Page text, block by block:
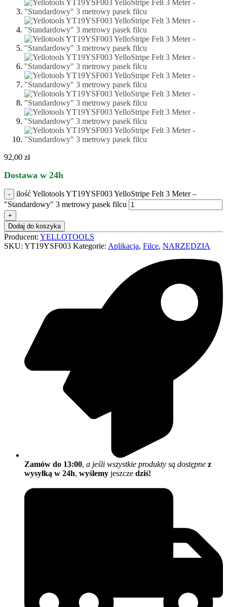
92,00 zł
Dostawa w 24h
ilość Yellotools YT19YSF003 YelloStripe Felt 3 Meter –
"Standardowy" 3 metrowy pasek filcu
Dodaj do koszyka
Producent: YELLOTOOLS
SKU: YT19YSF003 Kategorie: Aplikacja, Filce, NARZĘDZIA
Zamów do 13:00, a jeśli wszystkie produkty są dostępne z
wysyłką w 24h, wyślemy jeszcze dziś!